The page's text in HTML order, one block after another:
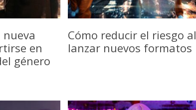
en
género
Cómo reducir el riesgo al
lanzar nuevos formatos